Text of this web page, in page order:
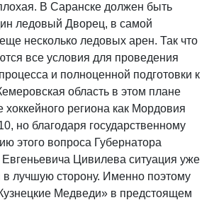
В Саранске должен быть
ледовый Дворец, в самой
несколько ледовых арен. Так что
все условия для проведения
и полноценной подготовки к
область в этом плане
хоккейного региона как Мордовия
но благодаря государственному
этого вопроса Губернатора
Евгеньевича Цивилева ситуация уже
в лучшую сторону. Именно поэтому
Медведи» в предстоящем